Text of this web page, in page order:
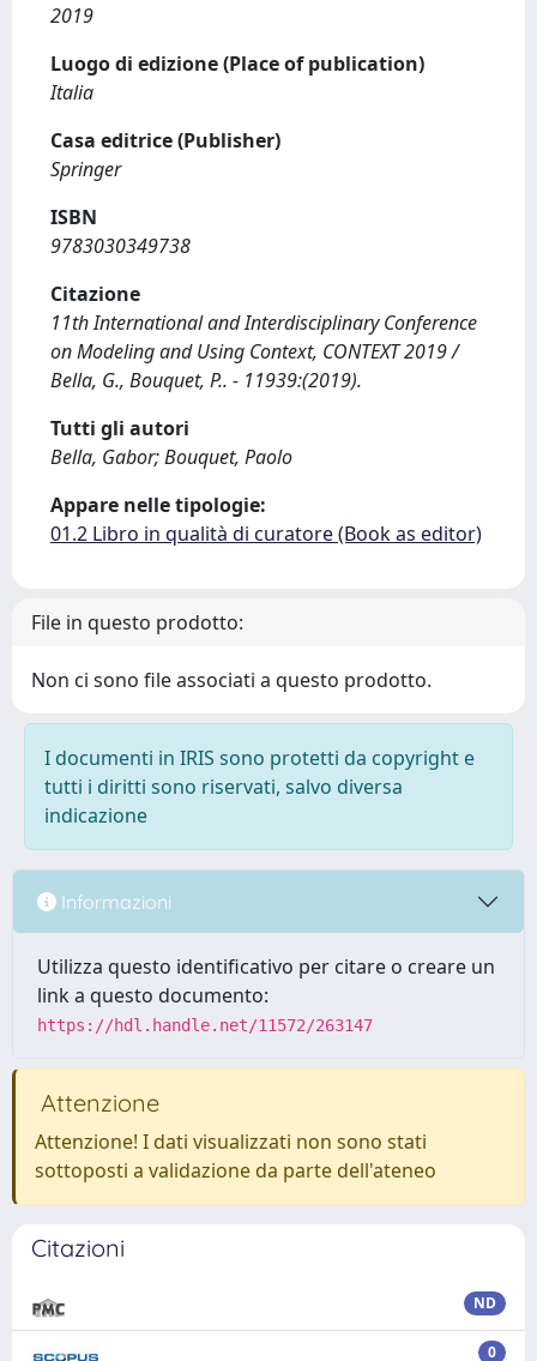
2019
Luogo di edizione (Place of publication)
Italia
Casa editrice (Publisher)
Springer
ISBN
9783030349738
Citazione
11th International and Interdisciplinary Conference
on Modeling and Using Context, CONTEXT 2019 /
Bella, G., Bouquet, P.. - 11939:(2019).
Tutti gli autori
Bella, Gabor; Bouquet, Paolo
Appare nelle tipologie:
01.2 Libro in qualità di curatore (Book as editor)
File in questo prodotto:
Non ci sono file associati a questo prodotto.
I documenti in IRIS sono protetti da copyright e
tutti i diritti sono riservati, salvo diversa
indicazione
Informazioni
Utilizza questo identificativo per citare o creare un
link a questo documento:
https://hdl.handle.net/11572/263147
Attenzione
Attenzione! I dati visualizzati non sono stati
sottoposti a validazione da parte dell'ateneo
Citazioni
ND
0